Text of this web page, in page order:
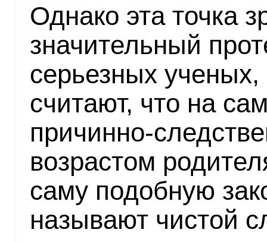
Однако эта точка
значительный
серьезных
считают, что на
причинно-
возрастом
саму подобную
называют чистой